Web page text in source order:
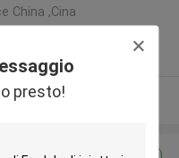
presto!
China ,Cina